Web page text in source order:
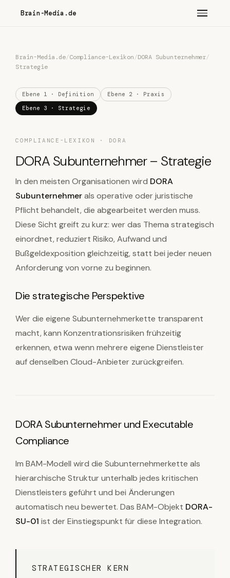
Brain-Media.de
Brain-Media.de/Compliance-Lexikon/DORA Subunternehmer/
Strategie
Ebene 1 · Definition
Ebene 2 · Praxis
Ebene 3 · Strategie
COMPLIANCE-LEXIKON · DORA
DORA Subunternehmer – Strategie
In den meisten Organisationen wird DORA
Subunternehmerals operative oder juristische
Pflicht behandelt, die abgearbeitet werden muss.
Diese Sicht greift zu kurz: wer das Thema strategisch
einordnet, reduziert Risiko, Aufwand und
Bußgeldexposition gleichzeitig, statt bei jeder neuen
Anforderung von vorne zu beginnen.
Die strategische Perspektive
Wer die eigene Subunternehmerkette transparent
macht, kann Konzentrationsrisiken frühzeitig
erkennen, etwa wenn mehrere eigene Dienstleister
auf denselben Cloud-Anbieter zurückgreifen.
DORA Subunternehmer und Executable
Compliance
Im BAM-Modell wird die Subunternehmerkette als
hierarchische Struktur unterhalb jedes kritischen
Dienstleisters geführt und bei Änderungen
automatisch neu bewertet. Das BAM-Objekt DORA-
SU-01 ist der Einstiegspunkt für diese Integration.
STRATEGISCHER KERN